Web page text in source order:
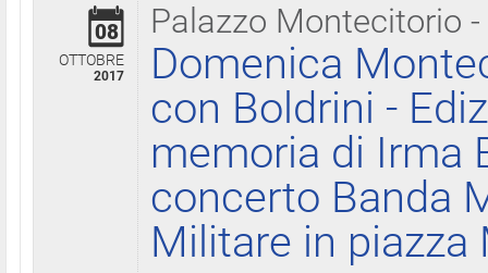
Palazzo Montecitorio
08
OTTOBRE
2017
Domenica
con Boldrini -
memoria di Irma
concerto Banda
Militare in